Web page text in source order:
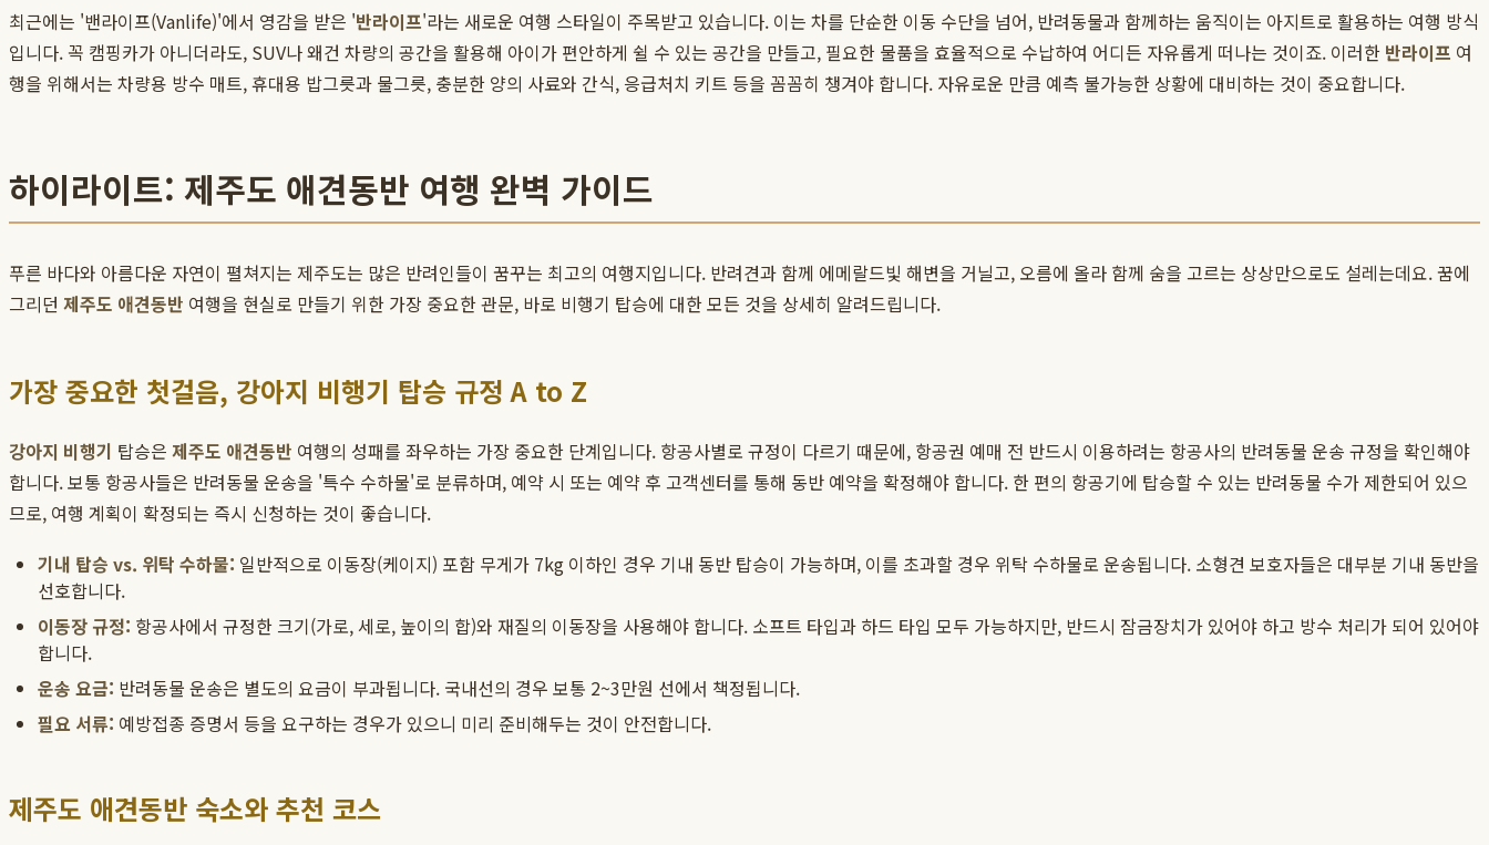
최근에는 '밴라이프(Vanlife)'에서 영감을 받은 '반라이프'라는 새로운 여행 스타일이 주목받고 있습니다. 이는 차를 단순한 이동 수단을 넘어, 반려동물과 함께하는 움직이는 아지트로 활용하는 여행 방식
입니다. 꼭 캠핑카가 아니더라도, SUV나 왜건 차량의 공간을 활용해 아이가 편안하게 쉴 수 있는 공간을 만들고, 필요한 물품을 효율적으로 수납하여 어디든 자유롭게 떠나는 것이죠. 이러한 반라이프 여
행을 위해서는 차량용 방수 매트, 휴대용 밥그릇과 물그릇, 충분한 양의 사료와 간식, 응급처치 키트 등을 꼼꼼히 챙겨야 합니다. 자유로운 만큼 예측 불가능한 상황에 대비하는 것이 중요합니다.
하이라이트: 제주도 애견동반 여행 완벽 가이드
푸른 바다와 아름다운 자연이 펼쳐지는 제주도는 많은 반려인들이 꿈꾸는 최고의 여행지입니다. 반려견과 함께 에메랄드빛 해변을 거닐고, 오름에 올라 함께 숨을 고르는 상상만으로도 설레는데요. 꿈에
그리던 제주도 애견동반 여행을 현실로 만들기 위한 가장 중요한 관문, 바로 비행기 탑승에 대한 모든 것을 상세히 알려드립니다.
가장 중요한 첫걸음, 강아지 비행기 탑승 규정 A to Z
강아지 비행기 탑승은 제주도 애견동반 여행의 성패를 좌우하는 가장 중요한 단계입니다. 항공사별로 규정이 다르기 때문에, 항공권 예매 전 반드시 이용하려는 항공사의 반려동물 운송 규정을 확인해야
합니다. 보통 항공사들은 반려동물 운송을 '특수 수하물'로 분류하며, 예약 시 또는 예약 후 고객센터를 통해 동반 예약을 확정해야 합니다. 한 편의 항공기에 탑승할 수 있는 반려동물 수가 제한되어 있으
므로, 여행 계획이 확정되는 즉시 신청하는 것이 좋습니다.
기내 탑승 vs. 위탁 수하물: 일반적으로 이동장(케이지) 포함 무게가 7kg 이하인 경우 기내 동반 탑승이 가능하며, 이를 초과할 경우 위탁 수하물로 운송됩니다. 소형견 보호자들은 대부분 기내 동반을
선호합니다.
이동장 규정: 항공사에서 규정한 크기(가로, 세로, 높이의 합)와 재질의 이동장을 사용해야 합니다. 소프트 타입과 하드 타입 모두 가능하지만, 반드시 잠금장치가 있어야 하고 방수 처리가 되어 있어야
합니다.
운송 요금: 반려동물 운송은 별도의 요금이 부과됩니다. 국내선의 경우 보통 2~3만원 선에서 책정됩니다.
필요 서류: 예방접종 증명서 등을 요구하는 경우가 있으니 미리 준비해두는 것이 안전합니다.
제주도 애견동반 숙소와 추천 코스